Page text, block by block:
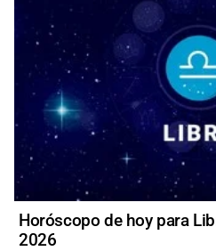
Horóscopo de hoy para
2026